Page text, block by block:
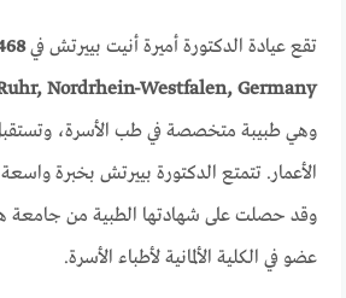
تقع عيادة الدكتورة أميرة أنيت بييرتش في
Nordrhein-Westfalen, Germany
وهي طبيبة متخصصة في طب الأسرة،
الأعمار. تتمتع الدكتورة بييرتش بخبرة
وقد حصلت على شهادتها الطبية من جامعة
عضو في الكلية الألمانية لأطباء الأسرة.